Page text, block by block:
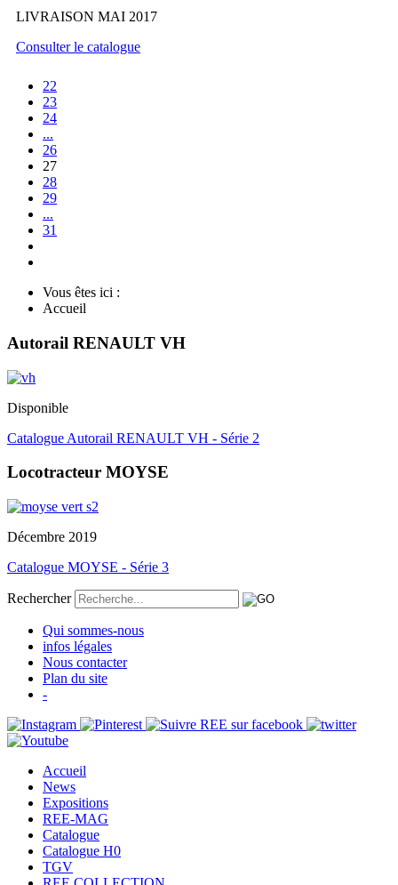
LIVRAISON MAI 2017
Consulter le catalogue
22
23
24
...
26
27
28
29
...
31
Vous êtes ici :
Accueil
Autorail RENAULT VH
Disponible
Catalogue Autorail RENAULT VH - Série 2
Locotracteur MOYSE
Décembre 2019
Catalogue MOYSE - Série 3
Rechercher
Qui sommes-nous
infos légales
Nous contacter
Plan du site
-
Accueil
News
Expositions
REE-MAG
Catalogue
Catalogue H0
TGV